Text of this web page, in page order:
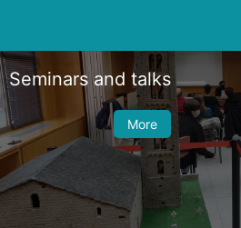
Seminars and talks
More